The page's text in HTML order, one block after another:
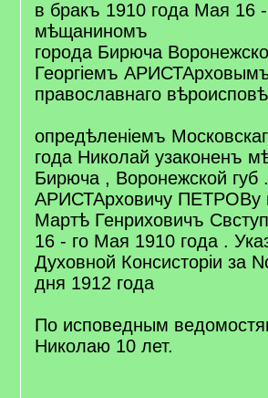
в бракъ 1910 года Мая 16
мѣщаниномъ
города Бирюча
Георгіемъ
православнаго
опредѣленіемъ
года Николай узаконенъ
Бирюча , Воронежской губ
АРИСТАрховичу ПЕТРОВу
Мартѣ Генриховичъ
16 - го Мая 1910 года .
Духовной Консисторіи за
дня 1912 года
По исповедным
Николаю 10 лет.